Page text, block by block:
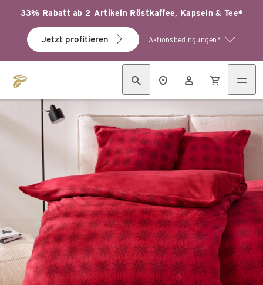
33% Rabatt ab 2 Artikeln Röstkaffee, Kapseln & Tee*
Jetzt profitieren Aktionsbedingungen*